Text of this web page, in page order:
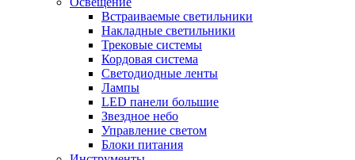
Встраиваемые светильники
Накладные светильники
Трековые системы
Кордовая система
Светодиодные ленты
Лампы
LED панели большие
Звездное небо
Управление светом
Блоки питания